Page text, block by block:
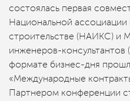
состоялась первая
Национальной ассоциации
строительстве (НАИКС) и
инженеров-консультантов
формате бизнес-дня
«Международные
Партнером конференции